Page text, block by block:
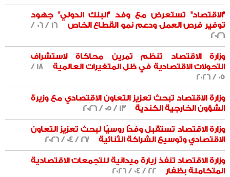
"الاقتصاد" تستعرض مع وفد "البنك الدولي" جهود
توفير فرص العمل ودعم نمو القطاع الخاص
16 / 06 /
2026
وزارة الاقتصاد تنظم تمرين محاكاة لاستشراف
التحولات الاقتصادية في ظل المتغيرات العالمية
18 /
05 / 2026
وزارة الاقتصاد تبحث تعزيز التعاون الاقتصادي مع وزيرة
الشؤون الخارجية الكندية 13 / 05 / 2026
وزارة الاقتصاد تستقبل وفدًا روسيًا لبحث تعزيز التعاون
الاقتصادي وتوسيع الشراكة الثنائية 27 / 04 / 2026
وزارة الاقتصاد تنفذ زيارة ميدانية للتجمعات الاقتصادية
المتكاملة بظفار 22 / 04 / 2026